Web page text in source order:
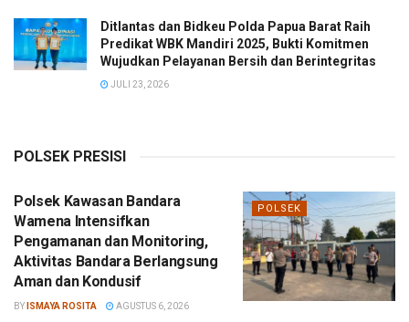
Ditlantas dan Bidkeu Polda Papua Barat Raih
Predikat WBK Mandiri 2025, Bukti Komitmen
Wujudkan Pelayanan Bersih dan Berintegritas
JULI 23, 2026
POLSEK PRESISI
POLSEK
Polsek Kawasan Bandara
Wamena Intensifkan
Pengamanan dan Monitoring,
Aktivitas Bandara Berlangsung
Aman dan Kondusif
BY ISMAYA ROSITA AGUSTUS 6, 2026